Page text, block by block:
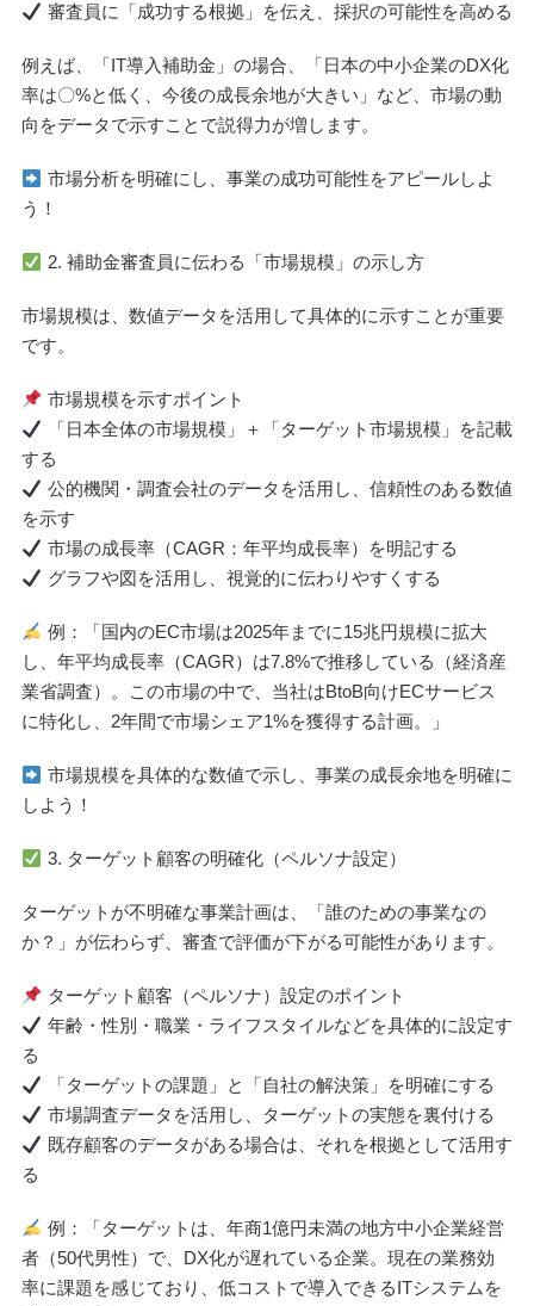
審査員に「成功する根拠」を伝え、採択の可能性を高める
例えば、「IT導入補助金」の場合、「日本の中小企業のDX化
率は〇%と低く、今後の成長余地が大きい」など、市場の動
向をデータで示すことで説得力が増します。
市場分析を明確にし、事業の成功可能性をアピールしよ
う！
2. 補助金審査員に伝わる「市場規模」の示し方
市場規模は、数値データを活用して具体的に示すことが重要
です。
市場規模を示すポイント
「日本全体の市場規模」＋「ターゲット市場規模」を記載
する
公的機関・調査会社のデータを活用し、信頼性のある数値
を示す
市場の成長率（CAGR：年平均成長率）を明記する
グラフや図を活用し、視覚的に伝わりやすくする
例：「国内のEC市場は2025年までに15兆円規模に拡大
し、年平均成長率（CAGR）は7.8%で推移している（経済産
業省調査）。この市場の中で、当社はBtoB向けECサービス
に特化し、2年間で市場シェア1%を獲得する計画。」
市場規模を具体的な数値で示し、事業の成長余地を明確に
しよう！
3. ターゲット顧客の明確化（ペルソナ設定）
ターゲットが不明確な事業計画は、「誰のための事業なの
か？」が伝わらず、審査で評価が下がる可能性があります。
ターゲット顧客（ペルソナ）設定のポイント
年齢・性別・職業・ライフスタイルなどを具体的に設定す
る
「ターゲットの課題」と「自社の解決策」を明確にする
市場調査データを活用し、ターゲットの実態を裏付ける
既存顧客のデータがある場合は、それを根拠として活用す
る
例：「ターゲットは、年商1億円未満の地方中小企業経営
者（50代男性）で、DX化が遅れている企業。現在の業務効
率に課題を感じており、低コストで導入できるITシステムを